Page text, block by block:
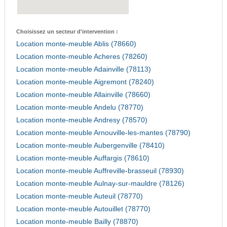
Choisissez un secteur d'intervention :
Location monte-meuble Ablis (78660)
Location monte-meuble Acheres (78260)
Location monte-meuble Adainville (78113)
Location monte-meuble Aigremont (78240)
Location monte-meuble Allainville (78660)
Location monte-meuble Andelu (78770)
Location monte-meuble Andresy (78570)
Location monte-meuble Arnouville-les-mantes (78790)
Location monte-meuble Aubergenville (78410)
Location monte-meuble Auffargis (78610)
Location monte-meuble Auffreville-brasseuil (78930)
Location monte-meuble Aulnay-sur-mauldre (78126)
Location monte-meuble Auteuil (78770)
Location monte-meuble Autouillet (78770)
Location monte-meuble Bailly (78870)